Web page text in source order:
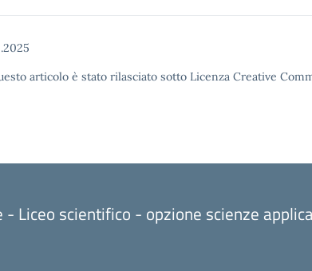
articolo è stato rilasciato sotto Licenza Creative
Liceo scientifico - opzione scienze